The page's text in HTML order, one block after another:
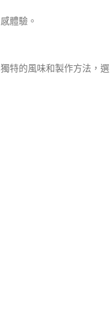
體驗。
特的風味和製作方法，選